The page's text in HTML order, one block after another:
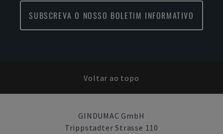
SUBSCREVA O NOSSO BOLETIM INFORMATIVO
Voltar ao topo
GINDUMAC GmbH
Trippstadter Strasse 110